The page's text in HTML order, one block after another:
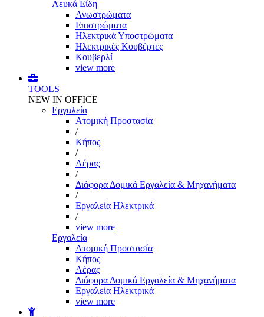
Λευκά Είδη
Ανωστρώματα
Επιστρώματα
Ηλεκτρικά Υποστρώματα
Ηλεκτρικές Κουβέρτες
Κουβερλί
view more
TOOLS
NEW IN OFFICE
Εργαλεία
Aτομική Προστασία
/
Kήπος
/
Αέρας
/
Διάφορα Δομικά Εργαλεία & Μηχανήματα
/
Εργαλεία Ηλεκτρικά
/
view more
Εργαλεία
Aτομική Προστασία
Kήπος
Αέρας
Διάφορα Δομικά Εργαλεία & Μηχανήματα
Εργαλεία Ηλεκτρικά
view more